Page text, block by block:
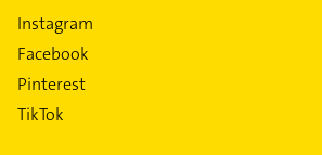
Instagram
Facebook
Pinterest
TikTok